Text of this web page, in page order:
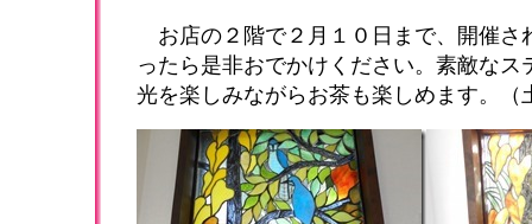
お店の２階で２月１０日まで、開催さ
ったら是非おでかけください。素敵なス
光を楽しみながらお茶も楽しめます。（